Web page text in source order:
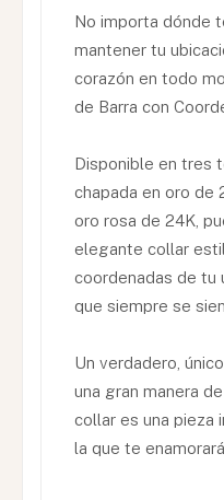
No importa dónde
mantener tu
corazón en todo
de Barra con
Disponible en tres
chapada en oro de
oro rosa de 24K,
elegante collar
coordenadas de tu
que siempre se
Un verdadero,
una gran manera
collar es una pieza
la que te